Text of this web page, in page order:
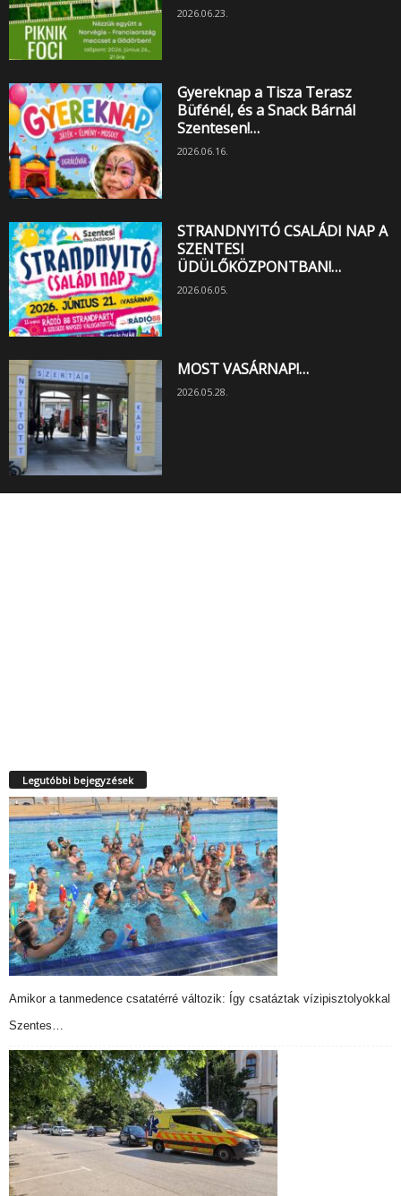
2026.06.23.
Gyereknap a Tisza Terasz
Büfénél, és a Snack Bárnál
Szentesen!…
2026.06.16.
STRANDNYITÓ CSALÁDI NAP A
SZENTESI
ÜDÜLŐKÖZPONTBAN!…
2026.06.05.
MOST VASÁRNAP!…
2026.05.28.
Legutóbbi bejegyzések
Amikor a tanmedence csatatérré változik: Így csatáztak vízipisztolyokkal
Szentes…